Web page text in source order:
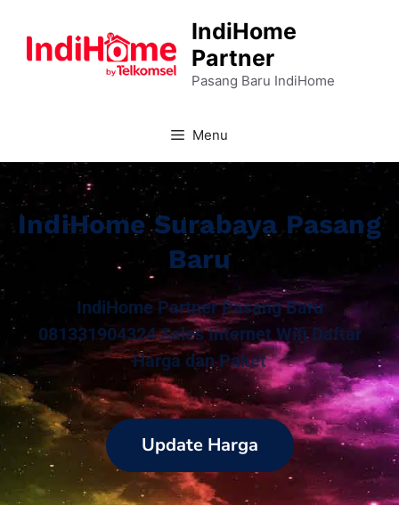
IndiHome
Partner
Pasang Baru IndiHome
Menu
IndiHome Surabaya Pasang
Baru
IndiHome Partner Pasang Baru
081331904324 Sales Internet Wifi Daftar
Harga dan Paket
Update Harga